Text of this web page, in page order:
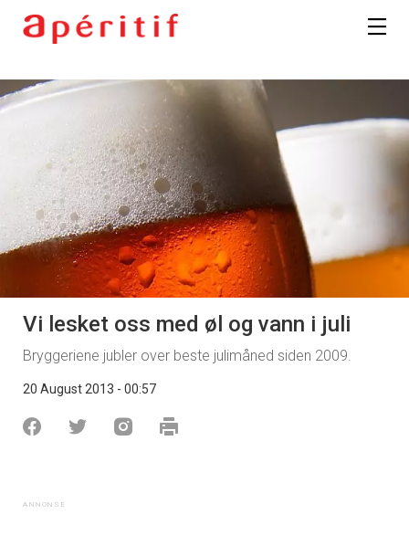
Registrer deg
Vi lesket oss med øl og vann i juli
Bryggeriene jubler over beste julimåned siden 2009.
20 August 2013 - 00:57